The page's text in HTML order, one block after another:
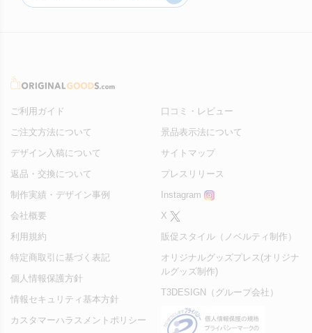
ご利用ガイド
ご注文方法について
デザイン入稿について
返品・交換について
制作実績・デザイン事例
会社概要
利用規約
特定商取引に基づく表記
個人情報保護方針
情報セキュリティ基本方針
カスタマーハラスメントポリシー
口コミ・レビュー
景品表示法について
サイトマップ
プレスリリース
Instagram
X
販促スタイル（ノベルティ制作）
オリジナルグッズプレス(オリジナ
ルグッズ制作)
T3DESIGN（グループ会社）